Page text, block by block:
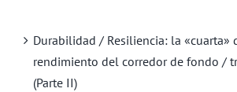
Durabilidad / Resiliencia: la «cuarta»
rendimiento del corredor de fondo /
(Parte II)